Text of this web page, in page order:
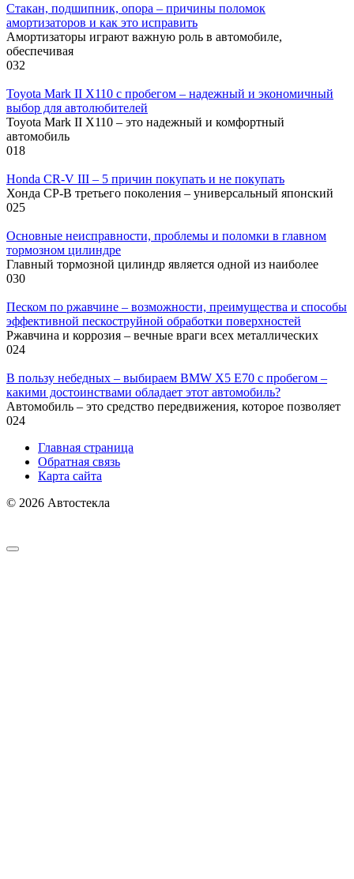
Стакан, подшипник, опора – причины поломок
амортизаторов и как это исправить
Амортизаторы играют важную роль в автомобиле,
обеспечивая
032
Toyota Mark II X110 с пробегом – надежный и экономичный
выбор для автолюбителей
Toyota Mark II X110 – это надежный и комфортный
автомобиль
018
Honda CR-V III – 5 причин покупать и не покупать
Хонда СР-В третьего поколения – универсальный японский
025
Основные неисправности, проблемы и поломки в главном
тормозном цилиндре
Главный тормозной цилиндр является одной из наиболее
030
Песком по ржавчине – возможности, преимущества и способы
эффективной пескоструйной обработки поверхностей
Ржавчина и коррозия – вечные враги всех металлических
024
В пользу небедных – выбираем BMW X5 E70 с пробегом –
какими достоинствами обладает этот автомобиль?
Автомобиль – это средство передвижения, которое позволяет
024
Главная страница
Обратная связь
Карта сайта
© 2026 Автостекла